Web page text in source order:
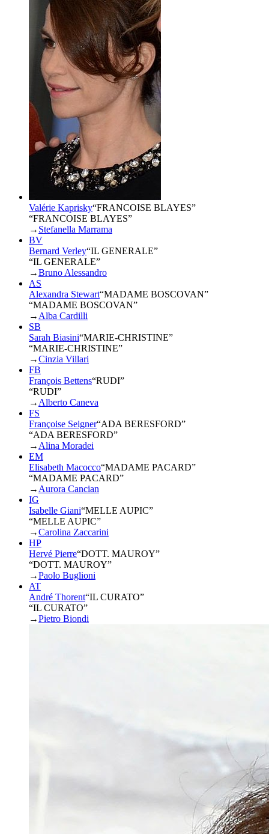
Valérie Kaprisky“FRANCOISE BLAYES”
“FRANCOISE BLAYES”
→ Stefanella Marrama
BV
Bernard Verley“IL GENERALE”
“IL GENERALE”
→Bruno Alessandro
AS
Alexandra Stewart“MADAME BOSCOVAN”
“MADAME BOSCOVAN”
→ Alba Cardilli
SB
Sarah Biasini“MARIE-CHRISTINE”
“MARIE-CHRISTINE”
→Cinzia Villari
FB
François Bettens“RUDI”
“RUDI”
→ Alberto Caneva
FS
Françoise Seigner“ADA BERESFORD”
“ADA BERESFORD”
→ Alina Moradei
EM
Elisabeth Macocco“MADAME PACARD”
“MADAME PACARD”
→ Aurora Cancian
IG
Isabelle Giani“MELLE AUPIC”
“MELLE AUPIC”
→Carolina Zaccarini
HP
Hervé Pierre“DOTT. MAUROY”
“DOTT. MAUROY”
→Paolo Buglioni
AT
André Thorent“IL CURATO”
“IL CURATO”
→Pietro Biondi